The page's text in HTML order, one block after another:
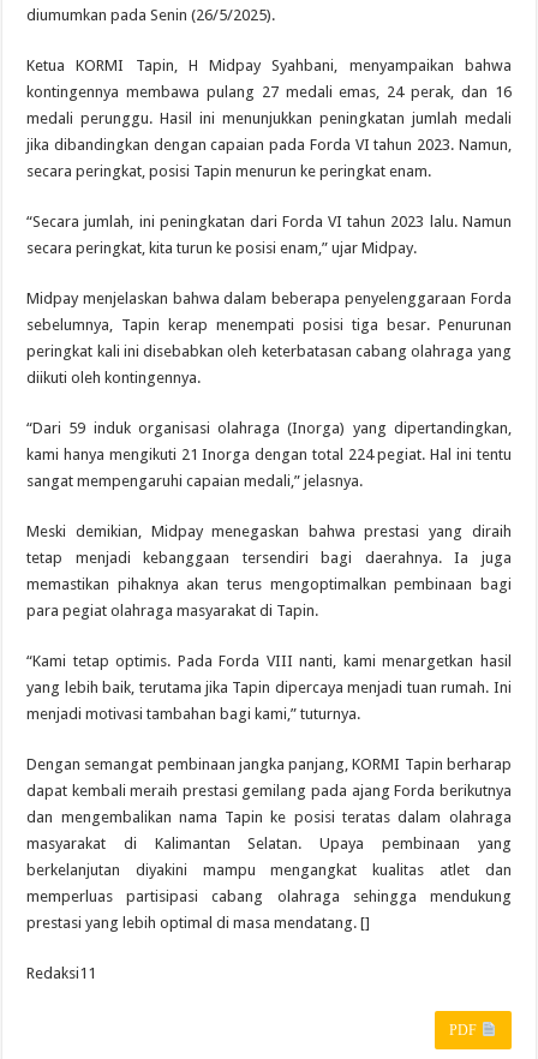
diumumkan pada Senin (26/5/2025).
Ketua KORMI Tapin, H Midpay Syahbani, menyampaikan bahwa
kontingennya membawa pulang 27 medali emas, 24 perak, dan 16
medali perunggu. Hasil ini menunjukkan peningkatan jumlah medali
jika dibandingkan dengan capaian pada Forda VI tahun 2023. Namun,
secara peringkat, posisi Tapin menurun ke peringkat enam.
“Secara jumlah, ini peningkatan dari Forda VI tahun 2023 lalu. Namun
secara peringkat, kita turun ke posisi enam,” ujar Midpay.
Midpay menjelaskan bahwa dalam beberapa penyelenggaraan Forda
sebelumnya, Tapin kerap menempati posisi tiga besar. Penurunan
peringkat kali ini disebabkan oleh keterbatasan cabang olahraga yang
diikuti oleh kontingennya.
“Dari 59 induk organisasi olahraga (Inorga) yang dipertandingkan,
kami hanya mengikuti 21 Inorga dengan total 224 pegiat. Hal ini tentu
sangat mempengaruhi capaian medali,” jelasnya.
Meski demikian, Midpay menegaskan bahwa prestasi yang diraih
tetap menjadi kebanggaan tersendiri bagi daerahnya. Ia juga
memastikan pihaknya akan terus mengoptimalkan pembinaan bagi
para pegiat olahraga masyarakat di Tapin.
“Kami tetap optimis. Pada Forda VIII nanti, kami menargetkan hasil
yang lebih baik, terutama jika Tapin dipercaya menjadi tuan rumah. Ini
menjadi motivasi tambahan bagi kami,” tuturnya.
Dengan semangat pembinaan jangka panjang, KORMI Tapin berharap
dapat kembali meraih prestasi gemilang pada ajang Forda berikutnya
dan mengembalikan nama Tapin ke posisi teratas dalam olahraga
masyarakat di Kalimantan Selatan. Upaya pembinaan yang
berkelanjutan diyakini mampu mengangkat kualitas atlet dan
memperluas partisipasi cabang olahraga sehingga mendukung
prestasi yang lebih optimal di masa mendatang. []
Redaksi11
PDF